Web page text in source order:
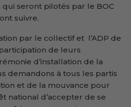
seront pilotés par le BOC
suivre.
par le collectif et l’ADP de
de leurs
d’installation de la
demandons à tous les partis
et de la mouvance pour
national d’accepter de se